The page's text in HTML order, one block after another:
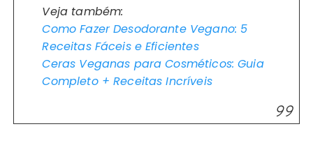
Veja também:
Como Fazer Desodorante Vegano: 5
Receitas Fáceis e Eficientes
Ceras Veganas para Cosméticos: Guia
Completo + Receitas Incríveis